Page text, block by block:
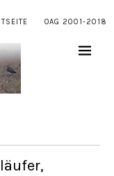
OAG 2001-2018